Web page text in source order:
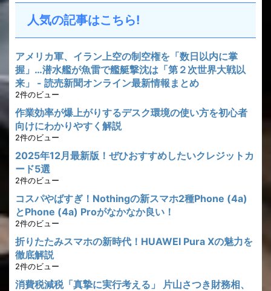
人気の記事はこちら!
アメリカ軍、イラン上空の制空権を「数日以内に掌
握」…潜水艦が魚雷で艦艇撃沈は「第２次世界大戦以
来」 - 読売新聞オンライン最新情報まとめ
2件のビュー
作業効率が爆上がりするデスク環境の使い方を初心者
向けにわかりやすく解説
2件のビュー
2025年12月最新版！ぜひおすすめしたいクレジットカ
ード5選
2件のビュー
コスパやばすぎ！Nothingの新スマホ2種Phone (4a)
とPhone (4a) Proがなかなか良い！
2件のビュー
折りたたみスマホの新時代！HUAWEI Pura Xの魅力を
徹底解説
2件のビュー
消費税減税「真摯に実行考える」 片山さつき財務相、